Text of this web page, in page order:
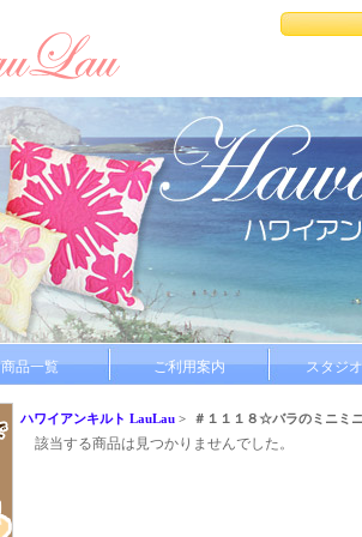
商品一覧 ご利用案内 スタジ
ハワイアンキルト LauLau> ＃１１１８☆バラのミニミ
該当する商品は見つかりませんでした。